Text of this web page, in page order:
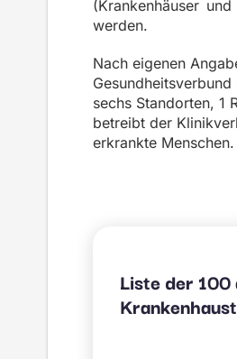
(Krankenhäuser
werden.
Nach eigenen
sechs Standorten, 1
betreibt der
erkrankte Menschen.
Liste der